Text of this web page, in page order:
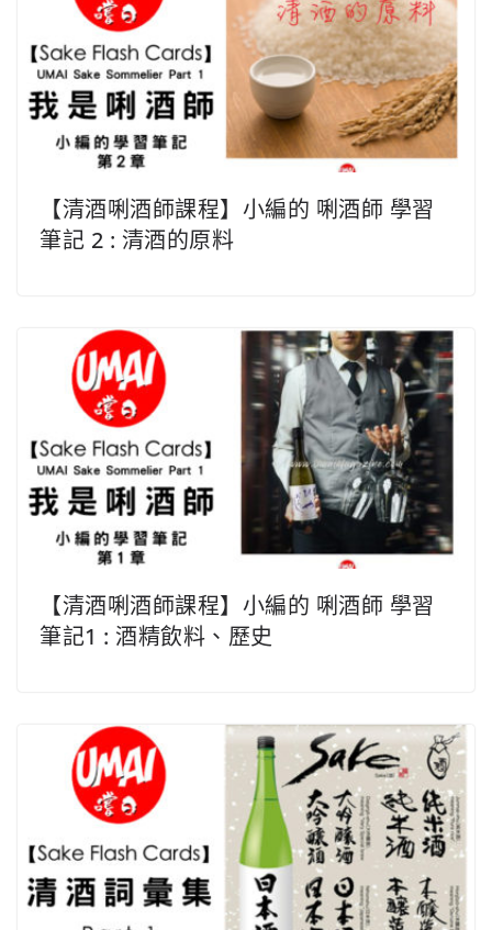
【清酒唎酒師課程】小編的 唎酒師 學習
筆記 2 : 清酒的原料
【清酒唎酒師課程】小編的 唎酒師 學習
筆記1 : 酒精飲料、歷史